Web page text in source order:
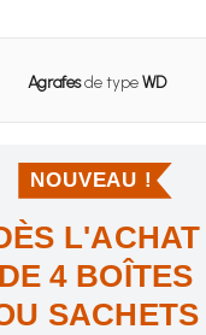
Agrafesde typeWD
!
L'ACHAT
DE 4 BOÎTES
SACHETS